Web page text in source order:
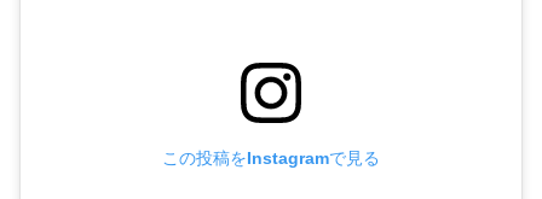
この投稿をInstagramで見る